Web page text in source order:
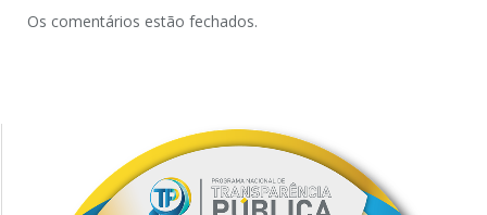
Os comentários estão fechados.